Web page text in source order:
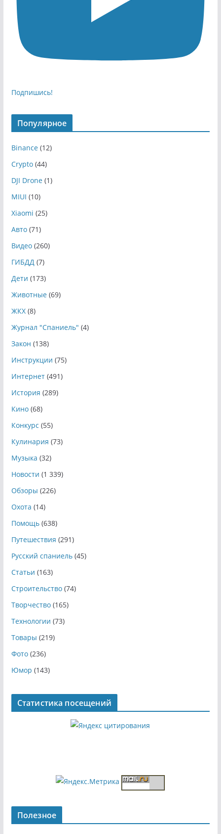
Подпишись!
Популярное
Binance(12)
Crypto(44)
DJI Drone(1)
MIUI (10)
Xiaomi (25)
Авто(71)
Видео(260)
ГИБДД(7)
Дети (173)
Животные(69)
ЖКХ(8)
Журнал "Спаниель" (4)
Закон (138)
Инструкции (75)
Интернет(491)
История (289)
Кино(68)
Конкурс (55)
Кулинария (73)
Музыка (32)
Новости (1 339)
Обзоры (226)
Охота (14)
Помощь(638)
Путешествия (291)
Русский спаниель(45)
Статьи (163)
Строительство(74)
Творчество(165)
Технологии (73)
Товары (219)
Фото(236)
Юмор (143)
Статистика посещений
Полезное